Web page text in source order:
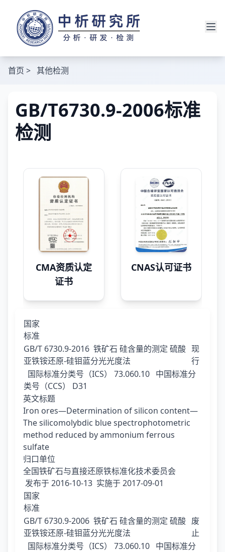
首页 > 其他检测
GB/T6730.9-2006标准
检测
CMA资质认定
证书
CNAS认可证书
国家
标准
GB/T 6730.9-2016 铁矿石 硅含量的测定 硫酸
亚铁铵还原-硅钼蓝分光光度法
现
行
国际标准分类号（ICS）
73.060.10 中国标准分
类号（CCS）
D31
英文标题
Iron ores—Determination of silicon content—
The silicomolybdic blue spectrophotometric
method reduced by ammonium ferrous
sulfate
归口单位
全国铁矿石与直接还原铁标准化技术委员会
发布于2016-10-13 实施于2017-09-01
国家
标准
GB/T 6730.9-2006 铁矿石 硅含量的测定 硫酸
亚铁铵还原-硅钼蓝分光光度法
废
止
国际标准分类号（ICS）
73.060.10 中国标准分